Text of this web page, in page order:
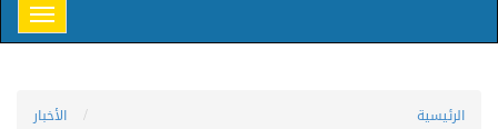
الرئيسية الأخبار